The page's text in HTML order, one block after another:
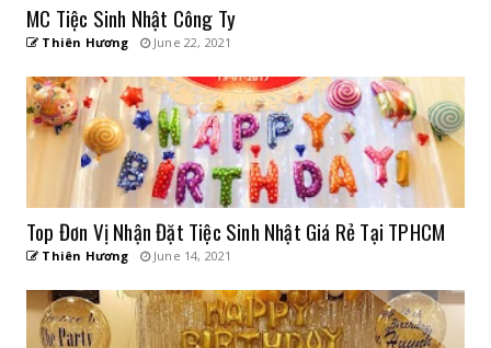
MC Tiệc Sinh Nhật Công Ty
Thiên Hương June 22, 2021
Top Đơn Vị Nhận Đặt Tiệc Sinh Nhật Giá Rẻ Tại TPHCM
Thiên Hương June 14, 2021